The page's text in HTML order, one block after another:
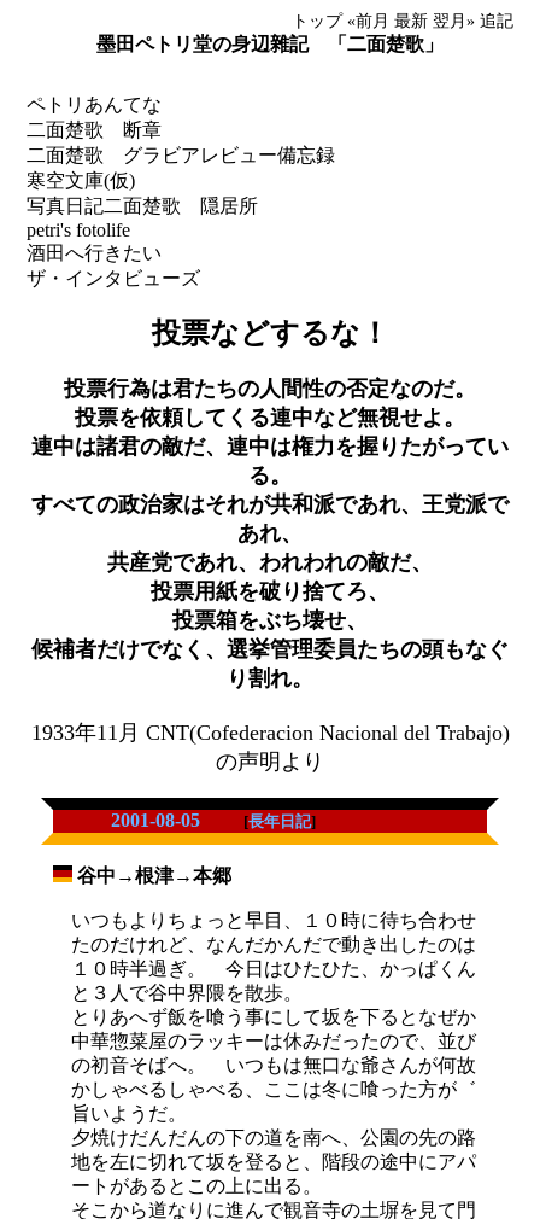
トップ «前月 最新 翌月» 追記
墨田ペトリ堂の身辺雜記 「二面楚歌」
ペトリあんてな
二面楚歌 断章
二面楚歌 グラビアレビュー備忘録
寒空文庫(仮)
写真日記二面楚歌 隠居所
petri's fotolife
酒田へ行きたい
ザ・インタビューズ
投票などするな！
投票行為は君たちの人間性の否定なのだ。
投票を依頼してくる連中など無視せよ。
連中は諸君の敵だ、連中は権力を握りたがってい
る。
すべての政治家はそれが共和派であれ、王党派で
あれ、
共産党であれ、われわれの敵だ、
投票用紙を破り捨てろ、
投票箱をぶち壊せ、
候補者だけでなく、選挙管理委員たちの頭もなぐ
り割れ。
1933年11月 CNT(Cofederacion Nacional del Trabajo)
の声明より
2001-08-05 [長年日記]
谷中→根津→本郷
いつもよりちょっと早目、１０時に待ち合わせ
たのだけれど、なんだかんだで動き出したのは
１０時半過ぎ。 今日はひたひた、かっぱくん
と３人で谷中界隈を散歩。
とりあへず飯を喰う事にして坂を下るとなぜか
中華惣菜屋のラッキーは休みだったので、並び
の初音そばへ。 いつもは無口な爺さんが何故
かしゃべるしゃべる、ここは冬に喰った方が゛
旨いようだ。
夕焼けだんだんの下の道を南へ、公園の先の路
地を左に切れて坂を登ると、階段の途中にアパ
ートがあるとこの上に出る。
そこから道なりに進んで観音寺の土塀を見て門